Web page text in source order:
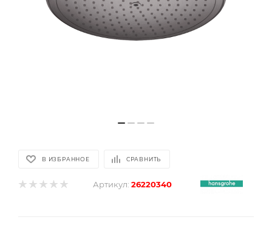
В ИЗБРАННОЕ СРАВНИТЬ
Артикул: 26220340